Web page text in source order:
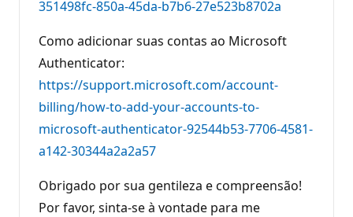
351498fc-850a-45da-b7b6-27e523b8702a
Como adicionar suas contas ao Microsoft
Authenticator:
https://support.microsoft.com/account-
billing/how-to-add-your-accounts-to-
microsoft-authenticator-92544b53-7706-4581-
a142-30344a2a2a57
Obrigado por sua gentileza e compreensão!
Por favor, sinta-se à vontade para me